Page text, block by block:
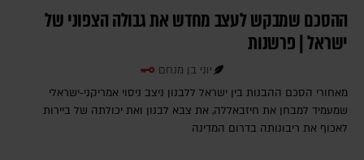
ההסכם שמבקש לעצב מחדש את גבולה הצפוני של
ישראל | פרשנות
יוני בן מנחם
מאחורי הסכם ההבנות בין ישראל ללבנון ניצב ניסוי אמריקני-ישראלי
שמעמיד למבחן את חיזבאללה, את צבא לבנון ואת יכולתה של ביירות
לאכוף את ריבונותה בדרום המדינה